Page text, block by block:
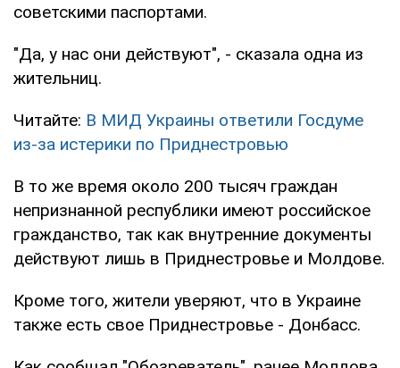
советскими паспортами.
"Да, у нас они действуют", - сказала одна из
жительниц.
Читайте: В МИД Украины ответили Госдуме
из-за истерики по Приднестровью
В то же время около 200 тысяч граждан
непризнанной республики имеют российское
гражданство, так как внутренние документы
действуют лишь в Приднестровье и Молдове.
Кроме того, жители уверяют, что в Украине
также есть свое Приднестровье - Донбасс.